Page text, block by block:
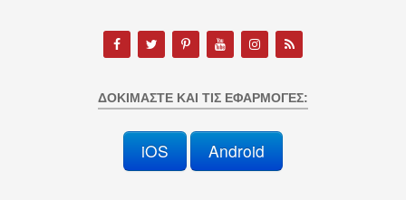
ΔΟΚΙΜΆΣΤΕ ΚΑΙ ΤΙΣ ΕΦΑΡΜΟΓΈΣ:
iOS Android